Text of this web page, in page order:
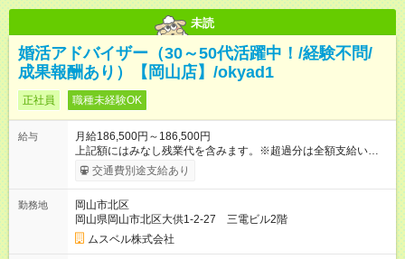
未読
婚活アドバイザー（30～50代活躍中！/経験不問/
成果報酬あり）【岡山店】/okyad1
正社員 職種未経験OK
給与
月給186,500円～186,500円
上記額にはみなし残業代を含みます。※超過分は全額支給いたし
ます。 みなし残業代 14,000円／月 みなし残業時間 10時間／月
※月給は経験・スキルを考慮の上、決定します。 ※月給には、み
額支給。 ※上記の月給（固定給）に加えて、成果に応じた【イ
ンセンティブ】あり（年収例参照）。 ※試用期間は2ヶ月で、そ
の間の雇用形態は正社員です。そのほかの条件に変更はありま
せん。 【試用期間】試用期間あり 試用期間の長さ：2ヶ月 雇用
交通費別途支給あり
勤務地
岡山市北区
岡山県岡山市北区大供1-2-27 三電ビル2階
ムスベル株式会社